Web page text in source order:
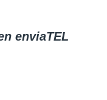
enviaTEL